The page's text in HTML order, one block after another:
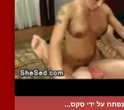
על ידי סקס...